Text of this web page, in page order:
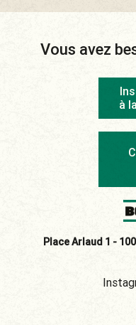
Vous avez
à
Place Arlaud 1 -